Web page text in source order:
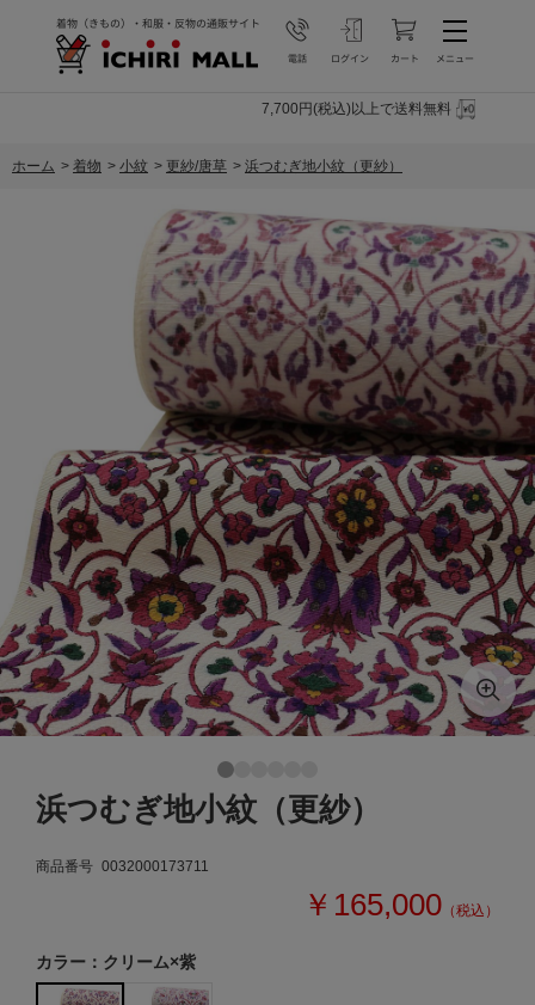
7,700円(税込)以上で送料無料
ホーム > 着物 > 小紋 > 更紗/唐草 > 浜つむぎ地小紋（更紗）
浜つむぎ地小紋（更紗）
商品番号 0032000173711
￥165,000 （税込）
カラー：クリーム×紫